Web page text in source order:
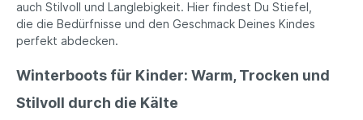
auch Stilvoll und Langlebigkeit. Hier findest Du Stiefel,
die die Bedürfnisse und den Geschmack Deines Kindes
perfekt abdecken.
Winterboots für Kinder: Warm, Trocken und
Stilvoll durch die Kälte